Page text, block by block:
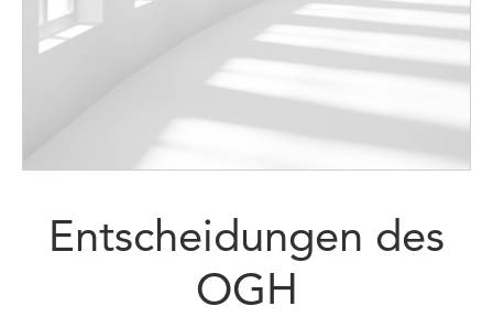
Entscheidungen des
OGH